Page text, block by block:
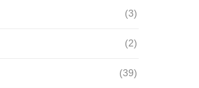
(3)
(2)
(39)